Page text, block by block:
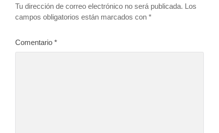
Tu dirección de correo electrónico no será publicada. Los
campos obligatorios están marcados con*
Comentario*